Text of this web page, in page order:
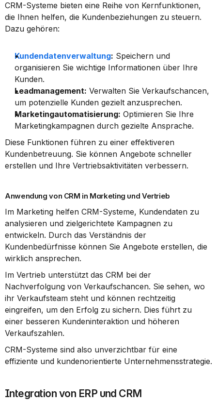
CRM-Systeme bieten eine Reihe von Kernfunktionen,
die Ihnen helfen, die Kundenbeziehungen zu steuern.
Dazu gehören:
Kundendatenverwaltung: Speichern und
organisieren Sie wichtige Informationen über Ihre
Kunden.
Leadmanagement: Verwalten Sie Verkaufschancen,
um potenzielle Kunden gezielt anzusprechen.
Marketingautomatisierung: Optimieren Sie Ihre
Marketingkampagnen durch gezielte Ansprache.
Diese Funktionen führen zu einer effektiveren
Kundenbetreuung. Sie können Angebote schneller
erstellen und Ihre Vertriebsaktivitäten verbessern.
Anwendung von CRM in Marketing und Vertrieb
Im Marketing helfen CRM-Systeme, Kundendaten zu
analysieren und zielgerichtete Kampagnen zu
entwickeln. Durch das Verständnis der
Kundenbedürfnisse können Sie Angebote erstellen, die
wirklich ansprechen.
Im Vertrieb unterstützt das CRM bei der
Nachverfolgung von Verkaufschancen. Sie sehen, wo
ihr Verkaufsteam steht und können rechtzeitig
eingreifen, um den Erfolg zu sichern. Dies führt zu
einer besseren Kundeninteraktion und höheren
Verkaufszahlen.
CRM-Systeme sind also unverzichtbar für eine
effiziente und kundenorientierte Unternehmensstrategie.
Integration von ERP und CRM